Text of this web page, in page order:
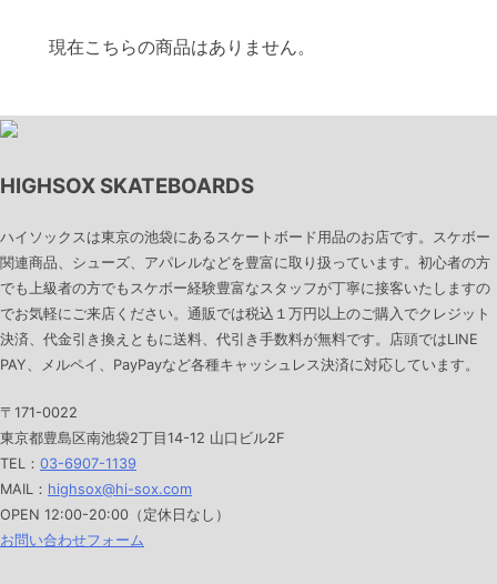
現在こちらの商品はありません。
HIGHSOX SKATEBOARDS
ハイソックスは東京の池袋にあるスケートボード用品のお店です。スケボー
関連商品、シューズ、アパレルなどを豊富に取り扱っています。初心者の方
でも上級者の方でもスケボー経験豊富なスタッフが丁寧に接客いたしますの
でお気軽にご来店ください。通販では税込１万円以上のご購入でクレジット
決済、代金引き換えともに送料、代引き手数料が無料です。店頭ではLINE
PAY、メルペイ、PayPayなど各種キャッシュレス決済に対応しています。
〒171-0022
東京都豊島区南池袋2丁目14-12 山口ビル2F
TEL： 03-6907-1139
MAIL： highsox@hi-sox.com
OPEN 12:00-20:00（定休日なし）
お問い合わせフォーム